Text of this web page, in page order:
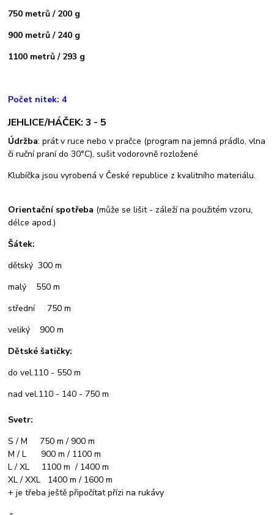
750 metrů / 200 g
900 metrů / 240 g
1100 metrů / 293 g
Počet nitek: 4
JEHLICE/HÁČEK: 3 - 5
Údržba: prát v ruce nebo v pračce (program na jemná prádlo, vlna
či ruční praní do 30°C), sušit vodorovně rozložené
Klubíčka jsou vyrobená v České republice z kvalitního materiálu.
Orientační spotřeba (může se lišit - záleží na použitém vzoru,
délce apod.)
Šátek:
dětský 300 m
malý 550 m
střední 750 m
veliký 900 m
Dětské šatičky:
do vel.110 - 550 m
nad vel.110 - 140 - 750 m
Svetr:
S / M 750 m / 900 m
M / L 900 m / 1100 m
L / XL 1100 m / 1400 m
XL / XXL 1400 m / 1600 m
+ je třeba ještě připočítat přízi na rukávy